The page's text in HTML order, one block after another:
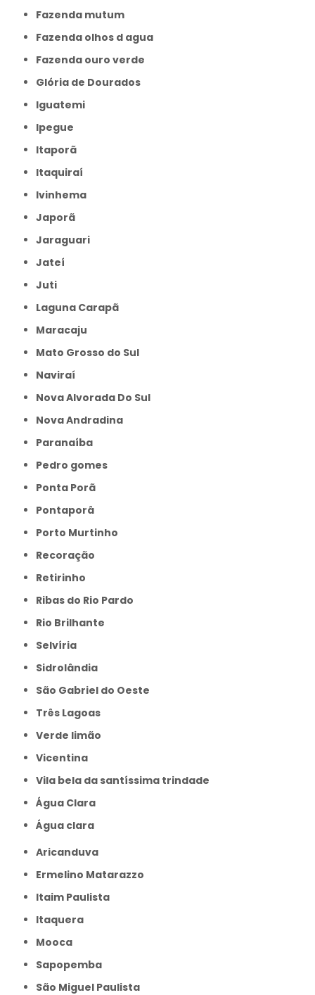
Fazenda mutum
Fazenda olhos d agua
Fazenda ouro verde
Glória de Dourados
Iguatemi
Ipegue
Itaporã
Itaquiraí
Ivinhema
Japorã
Jaraguari
Jateí
Juti
Laguna Carapã
Maracaju
Mato Grosso do Sul
Naviraí
Nova Alvorada Do Sul
Nova Andradina
Paranaíba
Pedro gomes
Ponta Porã
Pontaporâ
Porto Murtinho
Recoração
Retirinho
Ribas do Rio Pardo
Rio Brilhante
Selvíria
Sidrolândia
São Gabriel do Oeste
Três Lagoas
Verde limão
Vicentina
Vila bela da santíssima trindade
Água Clara
Água clara
Aricanduva
Ermelino Matarazzo
Itaim Paulista
Itaquera
Mooca
Sapopemba
São Miguel Paulista